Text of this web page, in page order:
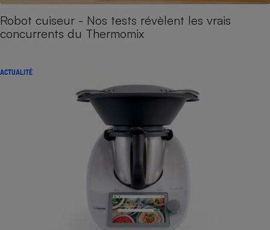
Robot cuiseur - Nos tests révèlent les vrais
concurrents du Thermomix
ACTUALITÉ